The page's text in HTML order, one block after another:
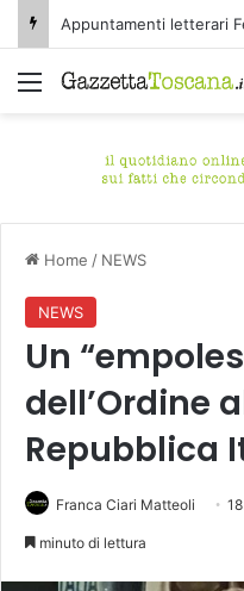
Appuntamenti letterari
Menu
Home / NEWS
NEWS
Un
dell’Ordine
Repubblica
Franca Ciari Matteoli
minuto di lettura